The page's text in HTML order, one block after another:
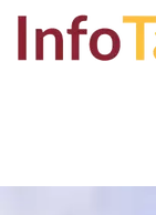
ESTANCO MÁS